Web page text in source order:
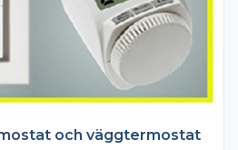
och väggtermostat